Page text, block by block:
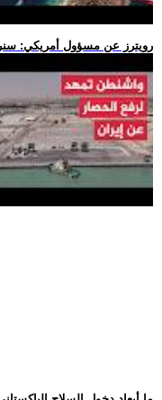
.. رويترز عن مسؤول أمريكي: